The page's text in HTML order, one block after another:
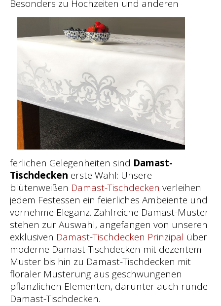
Besonders zu Hochzeiten und anderen
ferlichen Gelegenheiten sind Damast-
Tischdecken erste Wahl: Unsere
blütenweißen Damast-Tischdecken verleihen
jedem Festessen ein feierliches Ambeiente und
vornehme Eleganz. Zahlreiche Damast-Muster
stehen zur Auswahl, angefangen von unseren
exklusiven Damast-Tischdecken Prinzipal über
moderne Damast-Tischdecken mit dezentem
Muster bis hin zu Damast-Tischdecken mit
floraler Musterung aus geschwungenen
pflanzlichen Elementen, darunter auch runde
Damast-Tischdecken.